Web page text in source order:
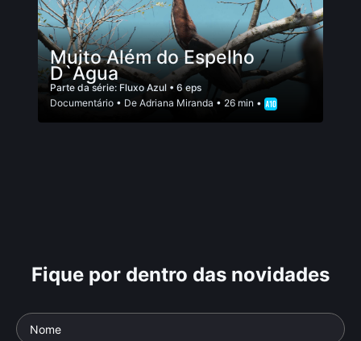
Muito Além do Espelho
D`Água
Parte da série: Fluxo Azul • 6 eps
Documentário • De Adriana Miranda • 26 min •
Fique por dentro das novidades